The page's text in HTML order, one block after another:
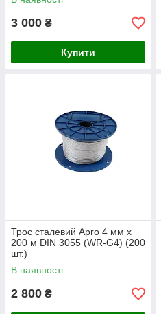
3 000 ₴
Купити
Трос сталевий Apro 4 мм х
200 м DIN 3055 (WR-G4) (200
шт.)
В наявності
2 800 ₴